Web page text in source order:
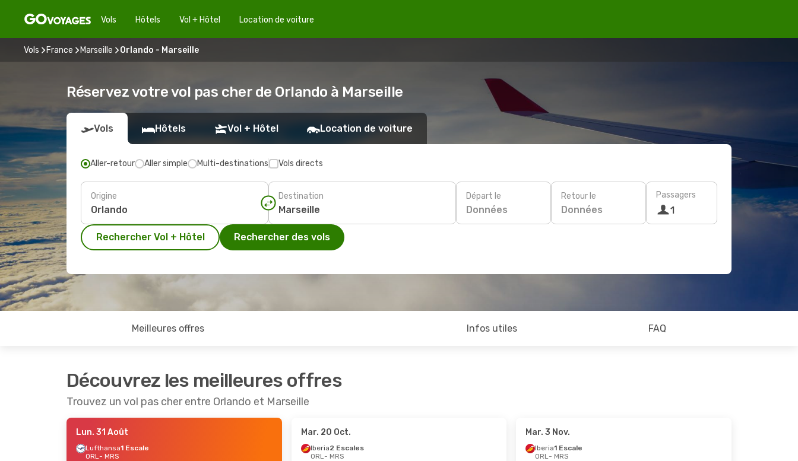
Vols Hôtels Vol + Hôtel Location de voiture
Vols France Marseille Orlando - Marseille
Réservez votre vol pas cher de Orlando à Marseille
Vols Hôtels Vol + Hôtel Location de voiture
Aller-retour Aller simple Multi-destinations Vols directs
Origine Destination Départ le
Données
Retour le
Données
Passagers
1
Rechercher Vol + Hôtel Rechercher des vols
Meilleures offres Infos utiles FAQ
Découvrez les meilleures offres
Trouvez un vol pas cher entre Orlando et Marseille
Lun. 31 Août
Lufthansa1 Escale
ORL- MRS
Mar. 20 Oct.
Iberia2 Escales
ORL- MRS
Mar. 3 Nov.
Iberia1 Escale
ORL- MRS